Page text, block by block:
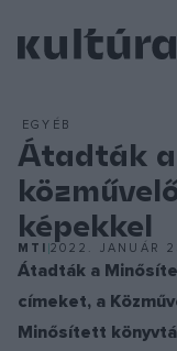
EGYÉB
Átadták
képekkel
MTI 2022. JANUÁR
Átadták a
címeket, a
Minősített